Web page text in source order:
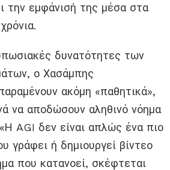
την εμφάνισή της μέσα στα
δυνατότητες των
ο Χασάμπης
ακόμη «παθητικά»,
να αποδώσουν αληθινό νόημα
AGI δεν είναι απλώς ένα πιο
γράφει ή δημιουργεί βίντεο
που κατανοεί, σκέφτεται